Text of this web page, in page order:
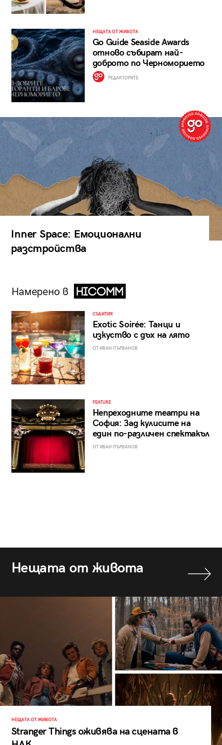
НЕЩАТА ОТ ЖИВОТА
Go Guide Seaside Awards
отново събират най-
доброто по Черноморието
РЕДАКТОРИТЕ
Inner Space: Емоционални
разстройства
Намерено в
СЪБИТИЯ
Exotic Soirée: Танци и
изкуство с дъх на лято
ОТ ИВАН ПЪРВАНОВ
FEATURE
Непреходните театри на
София: Зад кулисите на
един по-различен спектакъл
ОТ ИВАН ПЪРВАНОВ
Нещата от живота
НЕЩАТА ОТ ЖИВОТА
Stranger Things оживява на сцената в